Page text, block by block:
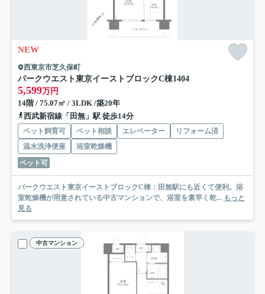
NEW
西東京市芝久保町
パークウエスト東京イーストブロックC棟1404
5,599万円
14階 / 75.07㎡ / 3LDK /築20年
西武新宿線「田無」駅 徒歩14分
ペット飼育可 ペット相談 エレベーター
リフォーム済
温水洗浄便座
浴室乾燥機
ペット可
パークウエスト東京イーストブロックC棟：田無駅にも近くて便利。浴
室乾燥機が用意されている中古マンションで、浴室を素早く乾... もっと
見る
中古マンション